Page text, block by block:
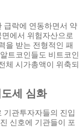
급락에 연동하면서 약
에서 위험자산으로
을 받는 전형적인 패
트코인들도 비트코인
체 시가총액이 위축되
세 심화
기관투자자들의 진입
신호에 기관들이 포